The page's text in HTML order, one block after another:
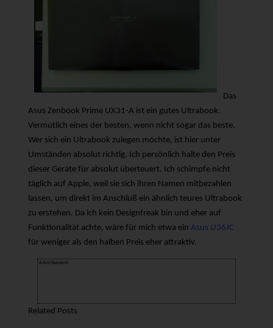
Das
Asus Zenbook Prime UX31-A ist ein gutes Ultrabook.
Vermutlich eines der besten, wenn nicht sogar das beste.
Wer sich ein Ultrabook zulegen möchte, ist hier unter
Umständen absolut richtig. Ich persönlich halte den Preis
dieser Geräte für absolut überteuert. Ich schimpfe nicht
täglich auf Apple, weil sie sich ihren Namen mitbezahlen
lassen, um direkt im Anschluß ein ähnlich teures Ultrabook
zu erstehen. Da ich kein Designfreak bin und eher auf
Funktionalität achte, wäre für mich etwa ein Asus U36JC
für weniger als den halben Preis eher attraktiv.
Advertisement
Related Posts